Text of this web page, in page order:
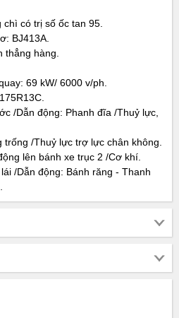
có trị số ốc tan 95.
BJ413A.
thẳng hàng.
69 kW/ 6000 v/ph.
/Dẫn động: Phanh đĩa /Thuỷ lực,
trống /Thuỷ lực trợ lực chân không.
lên bánh xe trục 2 /Cơ khí.
/Dẫn động: Bánh răng - Thanh